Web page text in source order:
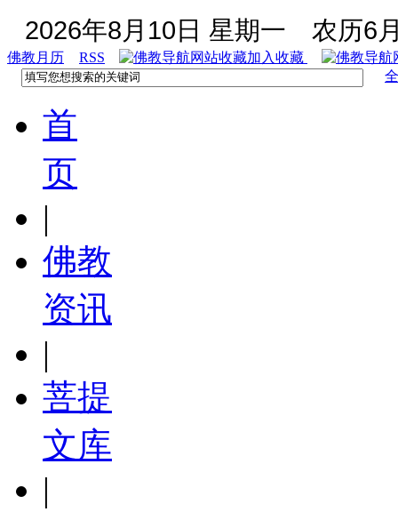
2026年8月10日 星期一 农历6
佛教月历 RSS
加入收藏
首
页
|
佛教
资讯
|
菩提
文库
|